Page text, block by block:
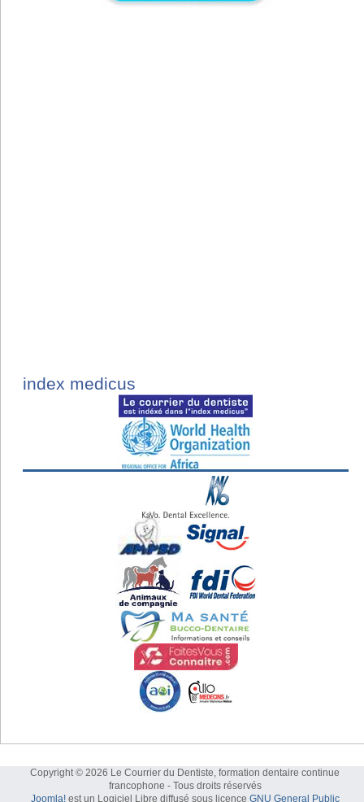
index medicus
Copyright © 2026 Le Courrier du Dentiste, formation dentaire continue
francophone - Tous droits réservés
Joomla!est un Logiciel Libre diffusé sous licence GNU General Public